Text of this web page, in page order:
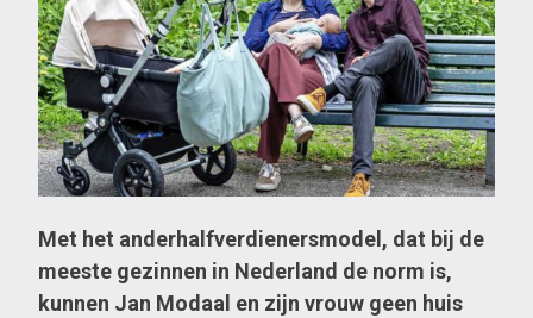
Met het anderhalfverdienersmodel, dat bij de
meeste gezinnen in Nederland de norm is,
kunnen Jan Modaal en zijn vrouw geen huis